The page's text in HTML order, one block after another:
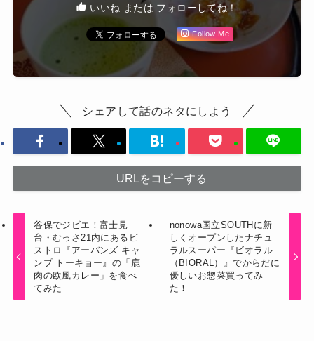
いいね または フォローしてね！
Follow Me
シェアして話のネタにしよう
URLをコピーする
谷保でジビエ！富士見
台・むっさ21内にあるビ
ストロ『アーバンズ キャ
ンプ トーキョー』の「鹿
肉の欧風カレー」を食べ
てみた
nonowa国立SOUTHに新
しくオープンしたナチュ
ラルスーパー『ビオラル
（BIORAL）』でからだに
優しいお惣菜買ってみ
た！